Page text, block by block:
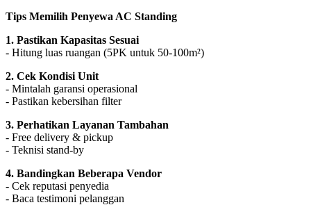
Tips Memilih Penyewa AC Standing
1. Pastikan Kapasitas Sesuai
- Hitung luas ruangan (5PK untuk 50-100m²)
2. Cek Kondisi Unit
- Mintalah garansi operasional
- Pastikan kebersihan filter
3. Perhatikan Layanan Tambahan
- Free delivery & pickup
- Teknisi stand-by
4. Bandingkan Beberapa Vendor
- Cek reputasi penyedia
- Baca testimoni pelanggan